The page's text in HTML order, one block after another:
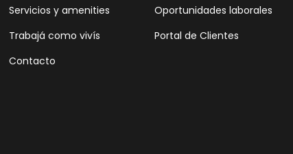
Servicios y amenities
Trabajá como vivís
Contacto
Oportunidades laborales
Portal de Clientes